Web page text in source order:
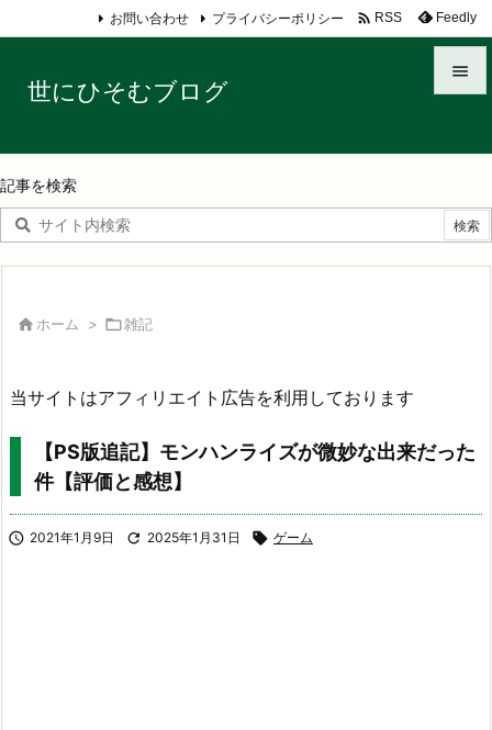
世にひそむブログ


お問い合わせ プライバシーポリシー  RSS Feedly
記事を検索
 ホーム > 雑記
当サイトはアフィリエイト広告を利用しております
【PS版追記】モンハンライズが微妙な出来だった
件【評価と感想】
 2021年1月9日  2025年1月31日  ゲーム